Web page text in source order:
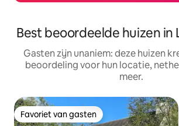
Best beoordeelde huizen in
Gasten zijn unaniem: deze huizen
beoordeling voor hun locatie,
meer.
Favoriet van gasten
Favoriet van gasten